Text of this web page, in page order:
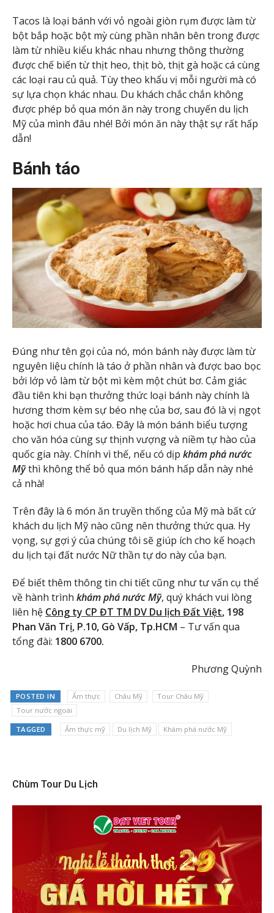
Tacos là loại bánh với vỏ ngoài giòn rụm được làm từ
bột bắp hoặc bột mỳ cùng phần nhân bên trong được
làm từ nhiều kiểu khác nhau nhưng thông thường
được chế biến từ thịt heo, thịt bò, thịt gà hoặc cá cùng
các loại rau củ quả. Tùy theo khẩu vị mỗi người mà có
sự lựa chọn khác nhau. Du khách chắc chắn không
được phép bỏ qua món ăn này trong chuyến du lịch
Mỹ của mình đâu nhé! Bởi món ăn này thật sự rất hấp
dẫn!
Bánh táo
Đúng như tên gọi của nó, món bánh này được làm từ
nguyên liệu chính là táo ở phần nhân và được bao bọc
bởi lớp vỏ làm từ bột mì kèm một chút bơ. Cảm giác
đầu tiên khi bạn thưởng thức loại bánh này chính là
hương thơm kèm sự béo nhẹ của bơ, sau đó là vị ngọt
hoặc hơi chua của táo. Đây là món bánh biểu tượng
cho văn hóa cùng sự thịnh vượng và niềm tự hào của
quốc gia này. Chính vì thế, nếu có dịp khám phá nước
Mỹthì không thể bỏ qua món bánh hấp dẫn này nhé
cả nhà!
Trên đây là 6 món ăn truyền thống của Mỹ mà bất cứ
khách du lịch Mỹ nào cũng nên thưởng thức qua. Hy
vọng, sự gợi ý của chúng tôi sẽ giúp ích cho kế hoạch
du lịch tại đất nước Nữ thần tự do này của bạn.
Để biết thêm thông tin chi tiết cũng như tư vấn cụ thể
về hành trình khám phá nước Mỹ, quý khách vui lòng
liên hệ Công ty CP ĐT TM DV Du lịch Đất Việt, 198
Phan Văn Trị, P.10, Gò Vấp, Tp.HCM – Tư vấn qua
tổng đài: 1800 6700.
Phương Quỳnh
POSTED IN Ẩm thực Châu Mỹ
Tour Châu Mỹ
Tour nước ngoài
TAGGED Ẩm thực mỹ Du lịch Mỹ Khám phá nước Mỹ
Chùm Tour Du Lịch